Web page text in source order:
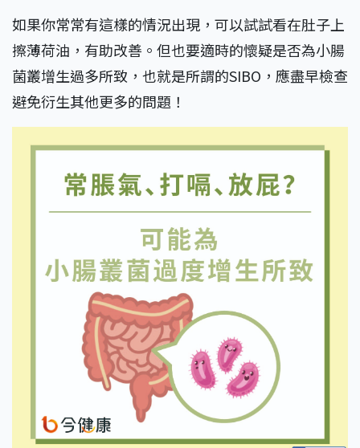
如果你常常有這樣的情況出現，可以試試看在肚子上
擦薄荷油，有助改善。但也要適時的懷疑是否為小腸
菌叢增生過多所致，也就是所謂的SIBO，應盡早檢查
避免衍生其他更多的問題！